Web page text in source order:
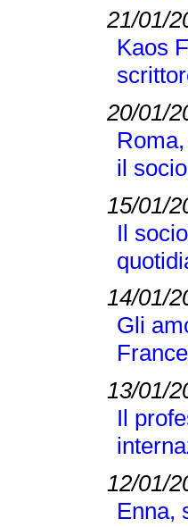
21/01/
Kaos
20/01/
il
15/01/
Il
14/01/
Gli
13/01/
Il
12/01/
Enna,